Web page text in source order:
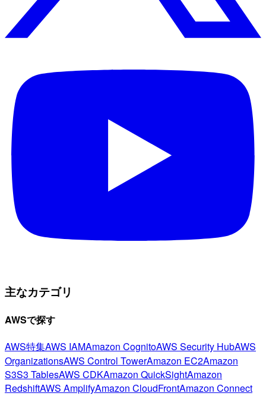
主なカテゴリ
AWSで探す
AWS特集AWS IAMAmazon CognitoAWS Security HubAWS
OrganizationsAWS Control TowerAmazon EC2Amazon
S3S3 TablesAWS CDKAmazon QuickSightAmazon
RedshiftAWS AmplifyAmazon CloudFrontAmazon Connect